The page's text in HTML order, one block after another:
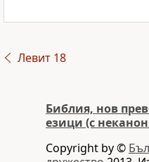
Левит 18
Библия, нов
езици (с
Copyright by ©